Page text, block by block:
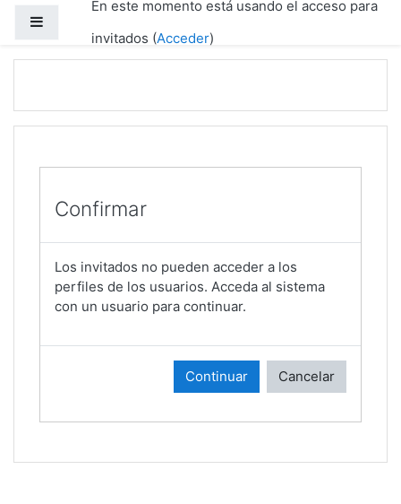
Salta al contenido principalEn este momento está usando el acceso para
invitados (Acceder)
Confirmar
Los invitados no pueden acceder a los
perfiles de los usuarios. Acceda al sistema
con un usuario para continuar.
Continuar Cancelar